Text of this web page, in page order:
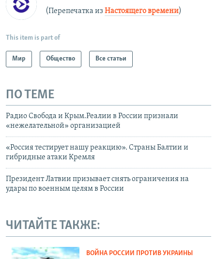
(Перепечатка из Настоящего времени)
This item is part of
Мир Общество Все статьи
ПО ТЕМЕ
Радио Свобода и Крым.Реалии в России признали
«нежелательной» организацией
«Россия тестирует нашу реакцию». Страны Балтии и
гибридные атаки Кремля
Президент Латвии призывает снять ограничения на
удары по военным целям в России
ЧИТАЙТЕ ТАКЖЕ:
ВОЙНА РОССИИ ПРОТИВ УКРАИНЫ